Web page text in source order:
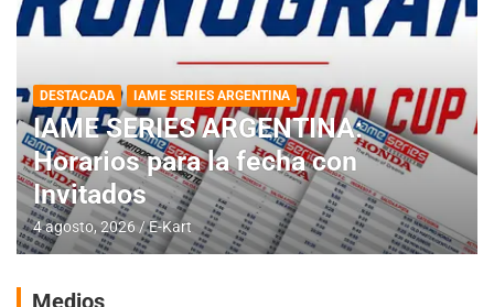
DESTACADA IAME SERIES ARGENTINA
IAME SERIES ARGENTINA:
Horarios para la fecha con
Invitados
4 agosto, 2026 E-Kart